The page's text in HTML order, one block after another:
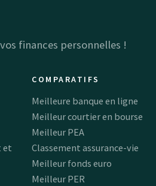
finances personnelles !
et
COMPARATIFS
Meilleure banque en ligne
Meilleur courtier en bourse
Meilleur PEA
Classement assurance-vie
Meilleur fonds euro
Meilleur PER